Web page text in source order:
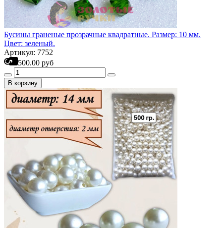
Бусины граненые прозрачные квадратные. Размер: 10 мм.
Цвет: зеленый.
Артикул: 7752
500.00 руб
В корзину